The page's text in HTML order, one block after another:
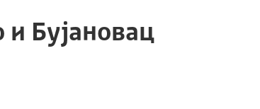
Бујановац